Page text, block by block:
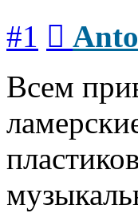
#1
Всем